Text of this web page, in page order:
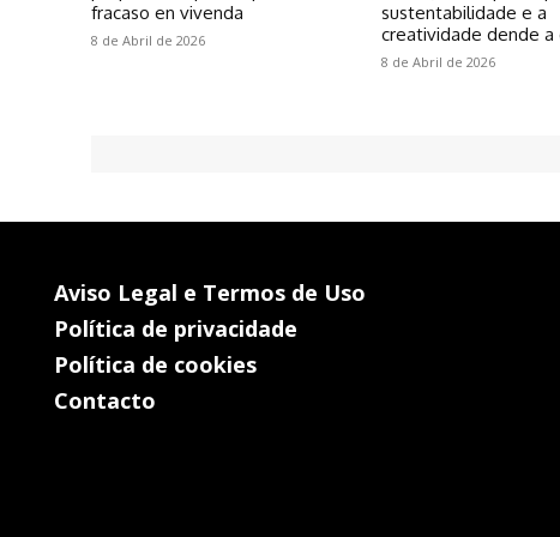
fracaso en vivenda
8 de Abril de 2026
sustentabilidade e a
creatividade dende a
8 de Abril de 2026
Aviso Legal e Termos de Uso
Política de privacidade
Política de cookies
Contacto